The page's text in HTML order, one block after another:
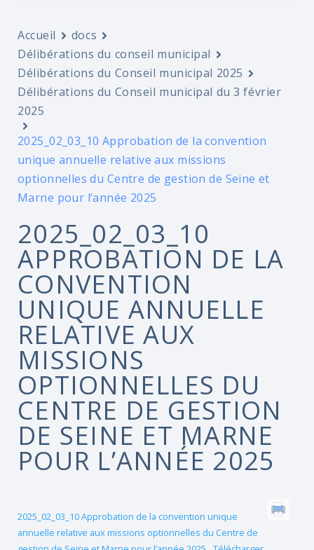
Accueil
docs
Délibérations du conseil municipal
Délibérations du Conseil municipal 2025
Délibérations du Conseil municipal du 3 février
2025
2025_02_03_10 Approbation de la convention
unique annuelle relative aux missions
optionnelles du Centre de gestion de Seine et
Marne pour l’année 2025
2025_02_03_10
APPROBATION DE LA
CONVENTION
UNIQUE ANNUELLE
RELATIVE AUX
MISSIONS
OPTIONNELLES DU
CENTRE DE GESTION
DE SEINE ET MARNE
POUR L’ANNÉE 2025
2025_02_03_10 Approbation de la convention unique
annuelle relative aux missions optionnelles du Centre de